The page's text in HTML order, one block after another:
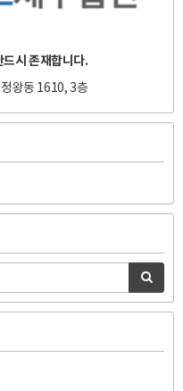
시 존재합니다.
왕동 1610, 3층